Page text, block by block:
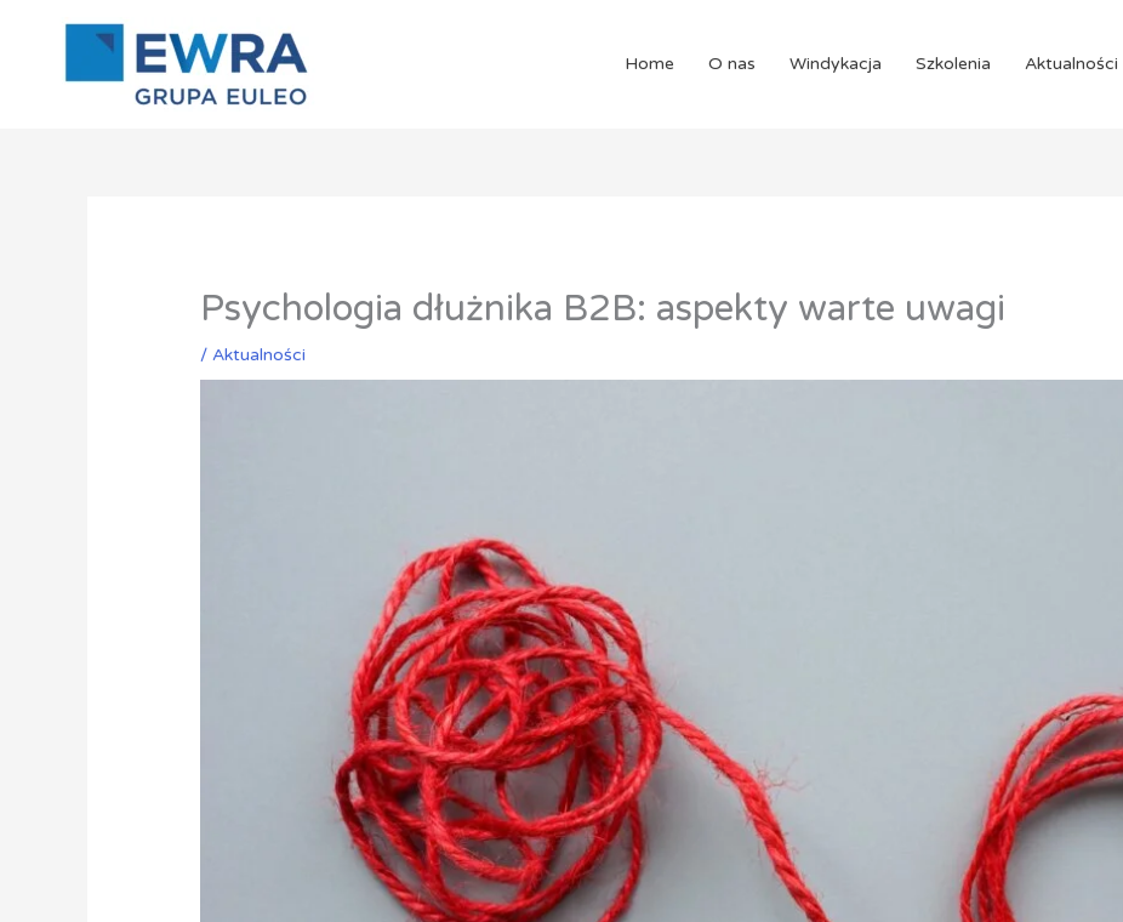
Home O nas Windykacja Szkolenia Aktualności
Psychologia dłużnika B2B: aspekty warte uwagi
/Aktualności